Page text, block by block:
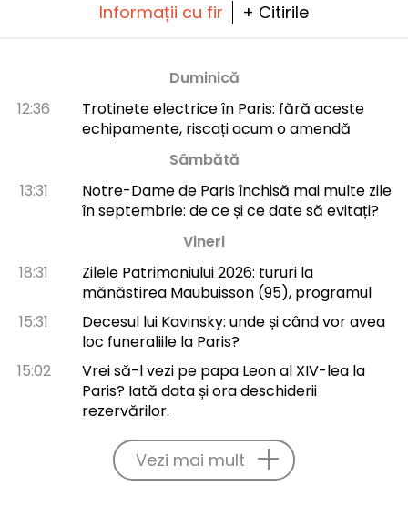
Informații cu fir + Citirile
Duminică
12:36
Trotinete electrice în Paris: fără aceste
echipamente, riscați acum o amendă
Sâmbătă
13:31
Notre-Dame de Paris închisă mai multe zile
în septembrie: de ce și ce date să evitați?
Vineri
18:31
Zilele Patrimoniului 2026: tururi la
mănăstirea Maubuisson (95), programul
15:31
Decesul lui Kavinsky: unde și când vor avea
loc funeraliile la Paris?
15:02
Vrei să-l vezi pe papa Leon al XIV-lea la
Paris? Iată data și ora deschiderii
rezervărilor.
Vezi mai mult